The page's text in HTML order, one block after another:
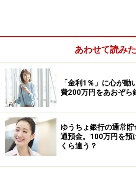
で、早めに手続きしましょう。
あわせて読み
「金利1％」に心が
費200万円をあおぞら
ゆうちょ銀行の通常
通預金。100万円を預
くら違う？